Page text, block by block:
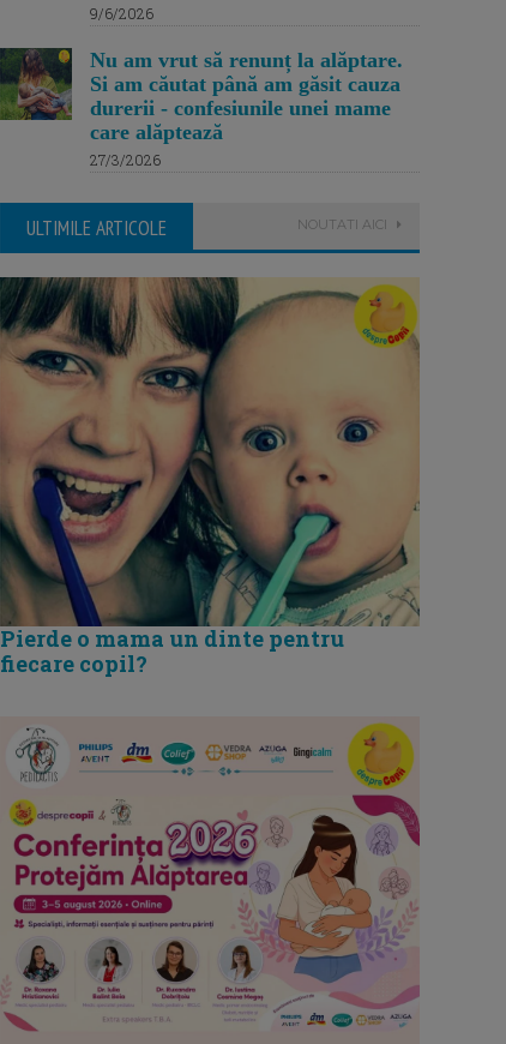
9/6/2026
Nu am vrut să renunț la alăptare.
Si am căutat până am găsit cauza
durerii - confesiunile unei mame
care alăptează
27/3/2026
ULTIMILE ARTICOLE NOUTATI AICI
Pierde o mama un dinte pentru
fiecare copil?